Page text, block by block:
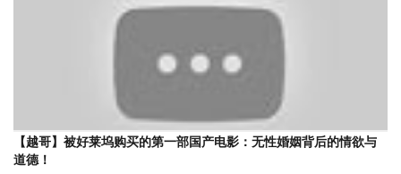
【越哥】被好莱坞购买的第一部国产电影：无性婚姻背后的情欲与
道德！